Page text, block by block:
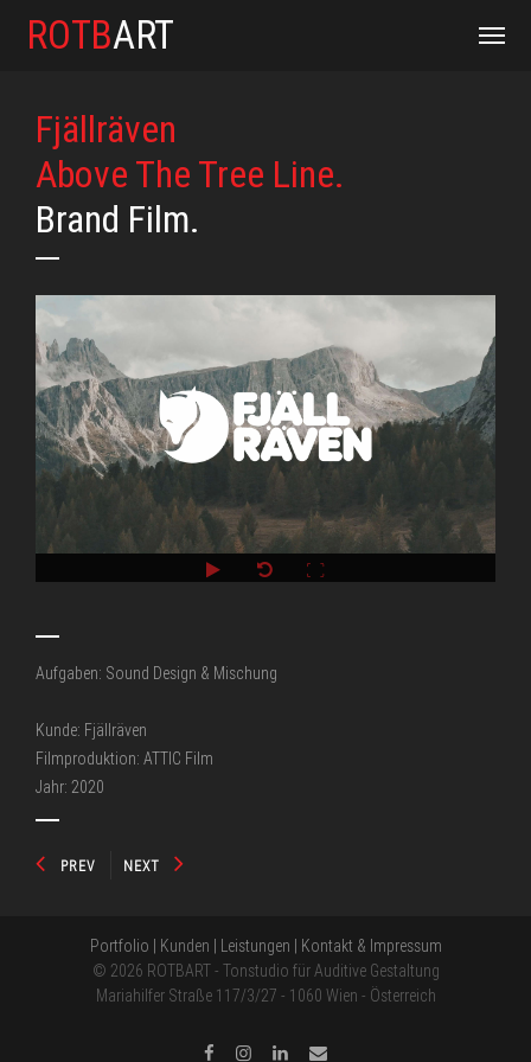
ROTBART
Fjällräven
Above The Tree Line.
Brand Film.
Aufgaben: Sound Design & Mischung
Kunde: Fjällräven
Filmproduktion: ATTIC Film
Jahr: 2020
PREV NEXT
Portfolio | Kunden | Leistungen | Kontakt & Impressum
© 2026 ROTBART - Tonstudio für Auditive Gestaltung
Mariahilfer Straße 117/3/27 - 1060 Wien - Österreich